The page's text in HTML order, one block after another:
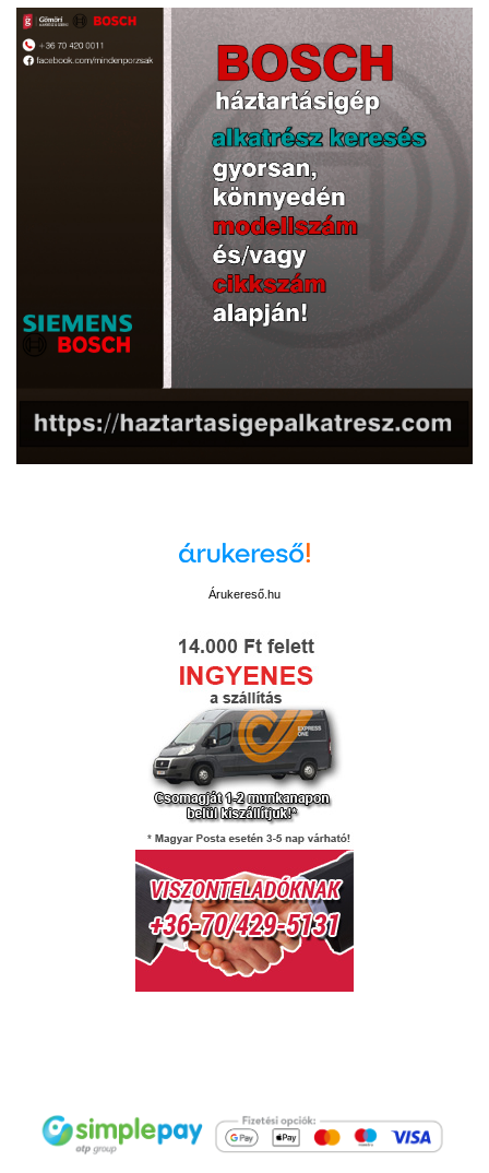
Árukereső.hu